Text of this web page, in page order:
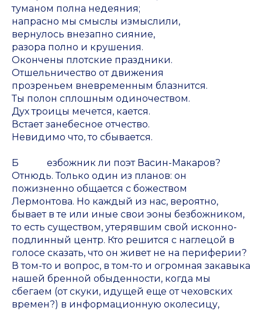
туманом полна недеяния;
напрасно мы смыслы измыслили,
вернулось внезапно сияние,
разора полно и крушения.
Окончены плотские праздники.
Отшельничество от движения
прозреньем вневременным блазнится.
Ты полон сплошным одиночеством.
Дух троицы мечется, кается.
Встает занебесное отчество.
Невидимо что, то сбывается.
Б езбожник ли поэт Васин-Макаров?
Отнюдь. Только один из планов: он
пожизненно общается с божеством
Лермонтова. Но каждый из нас, вероятно,
бывает в те или иные свои эоны безбожником,
то есть существом, утерявшим свой исконно-
подлинный центр. Кто решится с наглецой в
голосе сказать, что он живет не на периферии?
В том-то и вопрос, в том-то и огромная закавыка
нашей бренной обыденности, когда мы
сбегаем (от скуки, идущей еще от чеховских
времен?) в информационную околесицу,